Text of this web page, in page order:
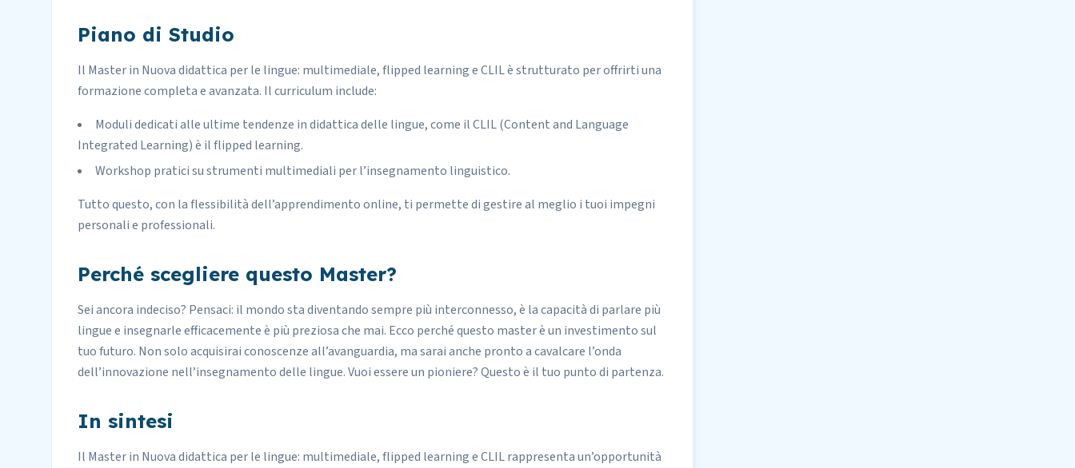
Piano di Studio
Il Master in Nuova didattica per le lingue: multimediale, flipped learning e CLIL è strutturato per offrirti una
formazione completa e avanzata. Il curriculum include:
Moduli dedicati alle ultime tendenze in didattica delle lingue, come il CLIL (Content and Language
Integrated Learning) è il flipped learning.
Workshop pratici su strumenti multimediali per l’insegnamento linguistico.
Tutto questo, con la flessibilità dell’apprendimento online, ti permette di gestire al meglio i tuoi impegni
personali e professionali.
Perché scegliere questo Master?
Sei ancora indeciso? Pensaci: il mondo sta diventando sempre più interconnesso, è la capacità di parlare più
lingue e insegnarle efficacemente è più preziosa che mai. Ecco perché questo master è un investimento sul
tuo futuro. Non solo acquisirai conoscenze all’avanguardia, ma sarai anche pronto a cavalcare l’onda
dell’innovazione nell’insegnamento delle lingue. Vuoi essere un pioniere? Questo è il tuo punto di partenza.
In sintesi
Il Master in Nuova didattica per le lingue: multimediale, flipped learning e CLIL rappresenta un’opportunità